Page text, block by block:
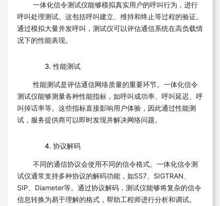
一体化信令测试仪能够模拟真实用户的呼叫行为，进行
呼叫处理测试。这包括呼叫建立、维持和终止等过程的验证。
通过模拟大量并发呼叫，测试仪可以评估通信系统在高负载情
况下的性能表现。
3. 性能测试
性能测试是评估通信网络质量的重要环节。一体化信令
测试仪能够测量各种性能指标，如呼叫成功率、呼叫延迟、呼
叫掉话率等。这些指标直接影响用户体验，因此通过性能测
试，服务提供商可以即时发现并解决网络问题。
4. 协议解码
不同的通信协议会使用不同的信令格式。一体化信令测
试仪通常支持多种协议的解码功能，如SS7、SIGTRAN、
SIP、Diameter等。通过协议解码，测试仪能够将复杂的信令
信息转换为易于理解的格式，帮助工程师进行分析和调试。